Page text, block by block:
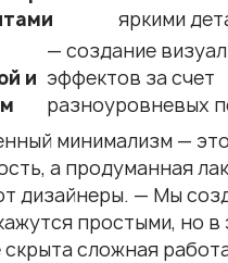
яркими
и
— создание
эффектов за счет
разноуровневых
минимализм —
а продуманная
дизайнеры. — Мы
простыми, но в
сложная